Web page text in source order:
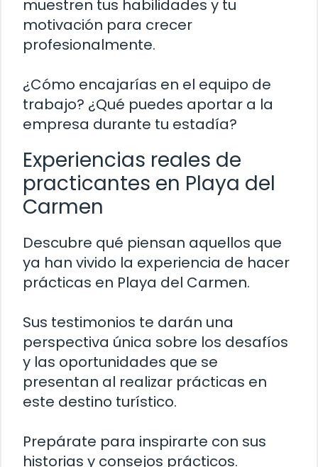
muestren tus habilidades y tu
motivación para crecer
profesionalmente.
¿Cómo encajarías en el equipo de
trabajo? ¿Qué puedes aportar a la
empresa durante tu estadía?
Experiencias reales de
practicantes en Playa del
Carmen
Descubre qué piensan aquellos que
ya han vivido la experiencia de hacer
prácticas en Playa del Carmen.
Sus testimonios te darán una
perspectiva única sobre los desafíos
y las oportunidades que se
presentan al realizar prácticas en
este destino turístico.
Prepárate para inspirarte con sus
historias y consejos prácticos.